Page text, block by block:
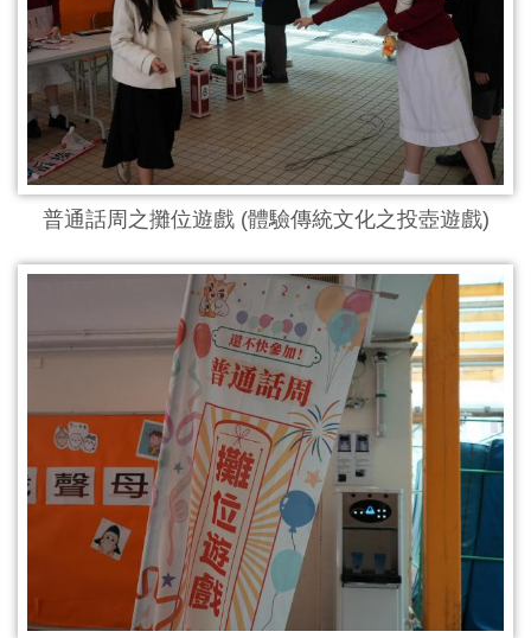
普通話周之攤位遊戲 (體驗傳統文化之投壺遊戲)